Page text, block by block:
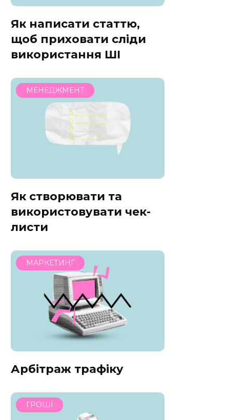
Як написати статтю,
щоб приховати сліди
використання ШІ
МЕНЕДЖМЕНТ
Як створювати та
використовувати чек-
листи
МАРКЕТИНГ
Арбітраж трафіку
ГРОШІ